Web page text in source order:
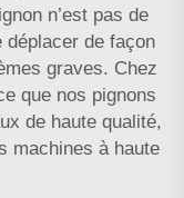
n’est pas de
déplacer de façon
graves. Chez
que nos pignons
de haute qualité,
machines à haute